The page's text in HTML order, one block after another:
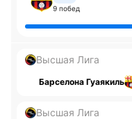
9 побед
Высшая Лига
Барселона Гуаякиль
Высшая Лига